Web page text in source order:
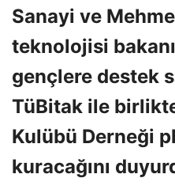
Sanayi ve
teknolojisi
gençlere destek
TüBitak ile
Kulübü Derneği
kuracağını